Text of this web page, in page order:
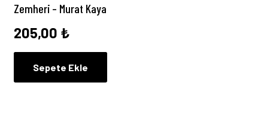
Zemheri – Murat Kaya
205,00 ₺
Sepete Ekle